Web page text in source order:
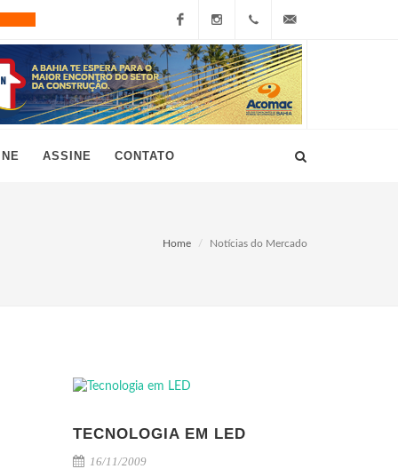
FacebookInstagram
+55
(11)
grau10@grau10.com.br
ASSINE CONTATO
Home Notícias do Mercado
TECNOLOGIA EM LED
16/11/2009